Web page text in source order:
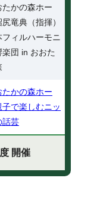
たかの森ホー
竜典（指揮）
フィルハーモニ
楽団 in おおた
たかの森ホー
子で楽しむニッ
話芸
開催